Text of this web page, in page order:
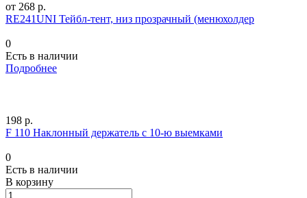
от 268 р.
RE241UNI Тейбл-тент, низ прозрачный (менюхолдер
0
Есть в наличии
Подробнее
198 р.
F 110 Наклонный держатель с 10-ю выемками
0
Есть в наличии
В корзину